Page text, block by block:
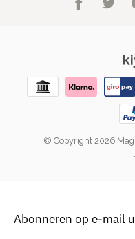
© Copyright 2026
Abonneren op e-mail